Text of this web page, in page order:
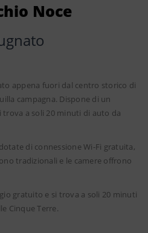
Noce
appena fuori dal centro storico di
campagna. Dispone di un
trova a soli 20 minuti di auto da
di connessione Wi-Fi gratuita,
tradizionali e le camere offrono
gratuito e si trova a soli 20 minuti
Cinque Terre.